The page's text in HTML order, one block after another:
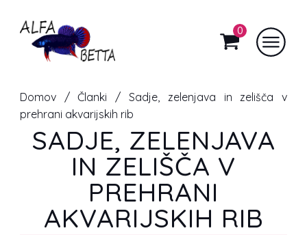
0
Domov/Članki / Sadje, zelenjava in zelišča v
prehrani akvarijskih rib
SADJE, ZELENJAVA
IN ZELIŠČA V
PREHRANI
AKVARIJSKIH RIB